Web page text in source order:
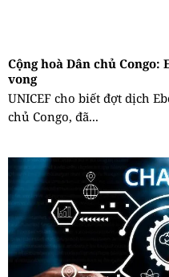
Cộng hoà Dân chủ
vong
UNICEF cho biết đợt dịch
chủ Congo, đã...